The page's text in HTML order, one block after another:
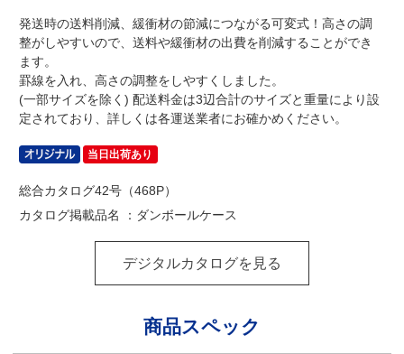
発送時の送料削減、緩衝材の節減につながる可変式！高さの調
整がしやすいので、送料や緩衝材の出費を削減することができ
ます。
罫線を入れ、高さの調整をしやすくしました。
(一部サイズを除く) 配送料金は3辺合計のサイズと重量により設
定されており、詳しくは各運送業者にお確かめください。
当日出荷あり
総合カタログ42号（468P）
カタログ掲載品名 ：ダンボールケース
デジタルカタログを見る
商品スペック